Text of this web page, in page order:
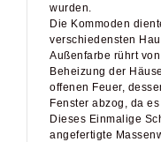
wurden.
Die Kommoden
verschiedensten
Außenfarbe rührt
Beheizung der
offenen Feuer,
Fenster abzog, da
Dieses Einmalige
angefertigte